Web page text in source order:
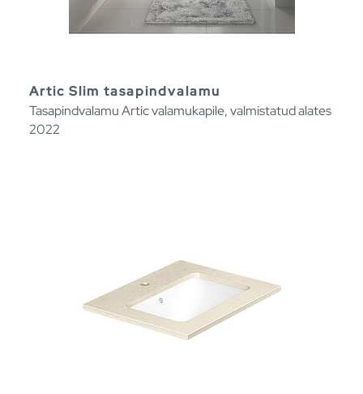
Artic Slim tasapindvalamu
Tasapindvalamu Artic valamukapile, valmistatud alates
2022